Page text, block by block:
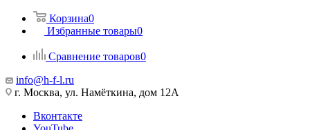
Корзина0
Избранные товары0
Сравнение товаров0
info@h-f-l.ru
г. Москва, ул. Намёткина, дом 12А
Вконтакте